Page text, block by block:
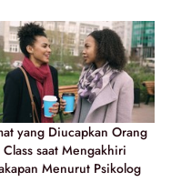
yang Diucapkan Orang
saat Mengakhiri
Menurut Psikolog